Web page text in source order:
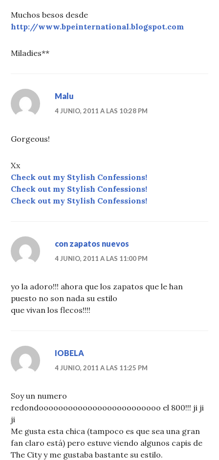
Muchos besos desde
http://www.bpeinternational.blogspot.com
Miladies**
Malu
4 JUNIO, 2011 A LAS 10:28 PM
Gorgeous!
Xx
Check out my Stylish Confessions!
Check out my Stylish Confessions!
Check out my Stylish Confessions!
con zapatos nuevos
4 JUNIO, 2011 A LAS 11:00 PM
yo la adoro!!! ahora que los zapatos que le han
puesto no son nada su estilo
que vivan los flecos!!!!
IOBELA
4 JUNIO, 2011 A LAS 11:25 PM
Soy un numero
redondooooooooooooooooooooooooo el 800!!! ji ji
ji
Me gusta esta chica (tampoco es que sea una gran
fan claro está) pero estuve viendo algunos capis de
The City y me gustaba bastante su estilo.